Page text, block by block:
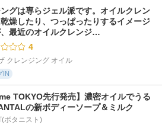
グは専らジェル派です。オイルクレン
燥したり、つっぱったりするイメージ
最近のオイルクレンジ…
4
クレンジング オイル
IN
TOKYO先行発売】濃密オイルでうる
の新ボディーソープ＆ミルク
ボタニスト)